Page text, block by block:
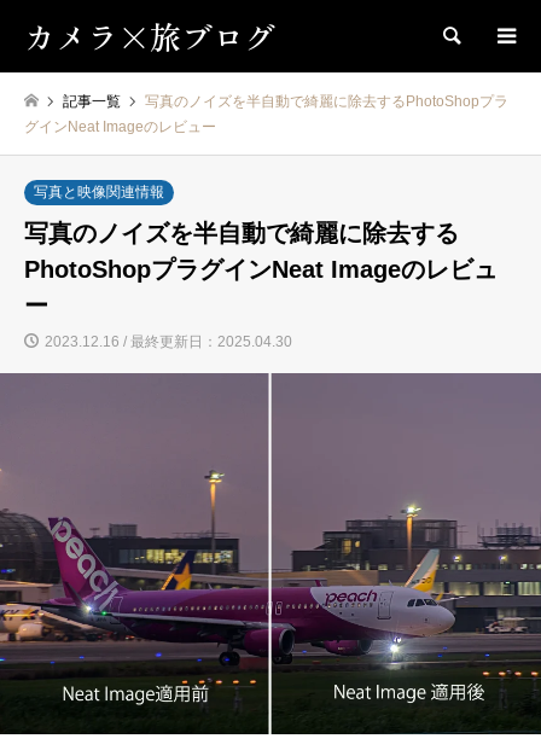
カメラ×旅ブログ 検索
記事一覧
写真のノイズを半自動で綺麗に除去するPhotoShopプラ
グインNeat Imageのレビュー
写真と映像関連情報
写真のノイズを半自動で綺麗に除去する
PhotoShopプラグインNeat Imageのレビュ
ー
2023.12.16 / 最終更新日：2025.04.30